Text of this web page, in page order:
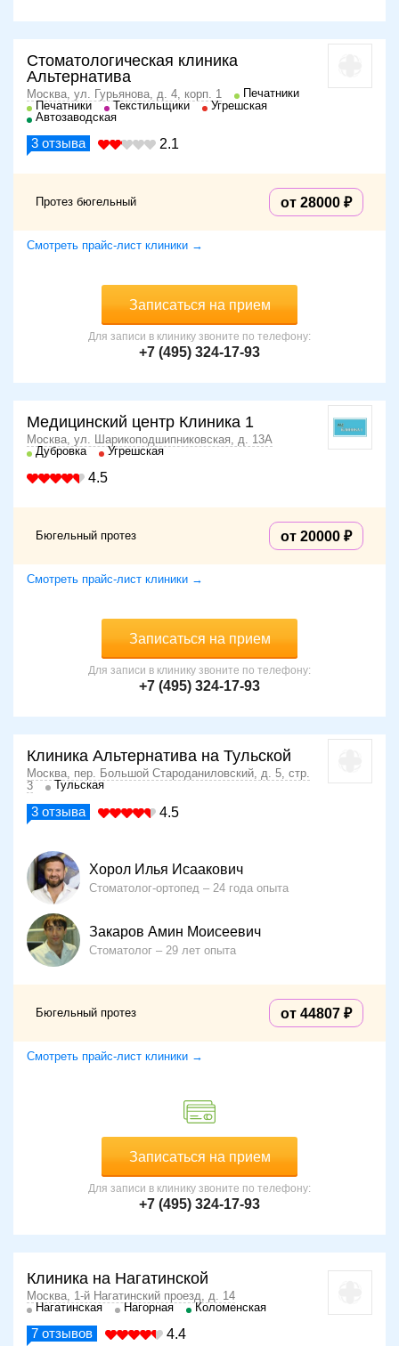
Стоматологическая клиника
Альтернатива
Москва, ул. Гурьянова, д. 4, корп. 1
Печатники
Печатники
Текстильщики
Угрешская
Автозаводская
3 отзыва 2.1
Протез бюгельный от 28000
Смотреть прайс-лист клиники →
Записаться на прием
Для записи в клинику звоните по телефону:
+7 (495) 324-17-93
Медицинский центр Клиника 1
Москва, ул. Шарикоподшипниковская, д. 13А
Дубровка
Угрешская
4.5
Бюгельный протез от 20000
Смотреть прайс-лист клиники →
Записаться на прием
Для записи в клинику звоните по телефону:
+7 (495) 324-17-93
Клиника Альтернатива на Тульской
Москва, пер. Большой Староданиловский, д. 5, стр.
3
Тульская
3 отзыва 4.5
Хорол Илья Исаакович
Стоматолог-ортопед 24 года опыта
Закаров Амин Моисеевич
Стоматолог 29 лет опыта
Бюгельный протез от 44807
Смотреть прайс-лист клиники →
Записаться на прием
Для записи в клинику звоните по телефону:
+7 (495) 324-17-93
Клиника на Нагатинской
Москва, 1-й Нагатинский проезд, д. 14
Нагатинская
Нагорная Коломенская
7 отзывов 4.4